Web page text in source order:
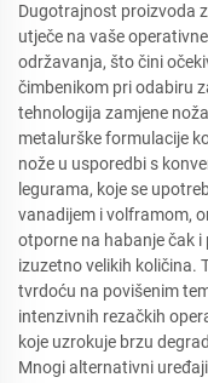
Dugotrajnost proizvoda
utječe na vaše
održavanja, što čini
čimbenikom pri odabiru
tehnologija zamjene
metalurške formulacije
nože u usporedbi s
legurama, koje se
vanadijem i volframom,
otporne na habanje čak
izuzetno velikih količina.
tvrdoću na povišenim
intenzivnih rezačkih
koje uzrokuje brzu
Mnogi alternativni